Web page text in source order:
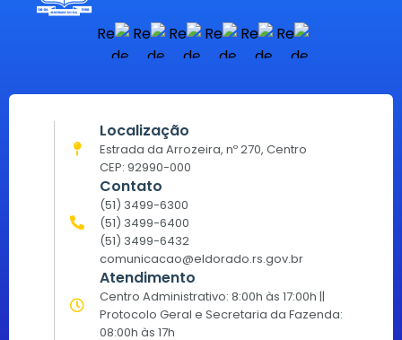
Localização
Estrada da Arrozeira, nº 270, Centro
CEP: 92990-000
Contato
(51) 3499-6300
(51) 3499-6400
(51) 3499-6432
comunicacao@eldorado.rs.gov.br
Atendimento
Centro Administrativo: 8:00h às 17:00h ||
Protocolo Geral e Secretaria da Fazenda:
08:00h às 17h